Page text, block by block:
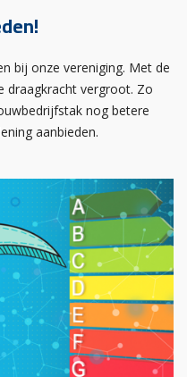
bij onze vereniging. Met de
draagkracht vergroot. Zo
nog betere
aanbieden.